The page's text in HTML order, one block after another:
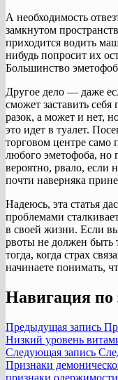
А необходимость
замкнутом
приходится водить
нибудь попросит их
Большинство
Другое дело — даже
сможет заставить
разок, а может и нет,
это идет в туалет.
торговом центре само
любого эметофоба, но
вероятно, рвало, если
почти наверняка
Надеюсь, эта статья
проблемами
в своей жизни. Если
рвоты не должен быть
тогда, когда страх
начинаете понимать,
Навигация по
Предыдущая запись
Низкий уровень
Следующая запись
Признаки
признаки одержимости